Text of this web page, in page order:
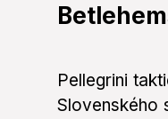
Pellegrini
Slovenského